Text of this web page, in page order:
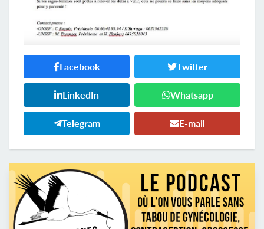
Facebook Twitter
LinkedIn Whatsapp
Telegram E-mail